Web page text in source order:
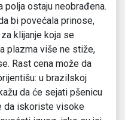
ostaju neobrađena.
bi povećala prinose,
klijanje koja se
plazma više ne stiže,
Rast cena može da
u brazilskoj
da će sejati pšenicu
da iskoriste visoke